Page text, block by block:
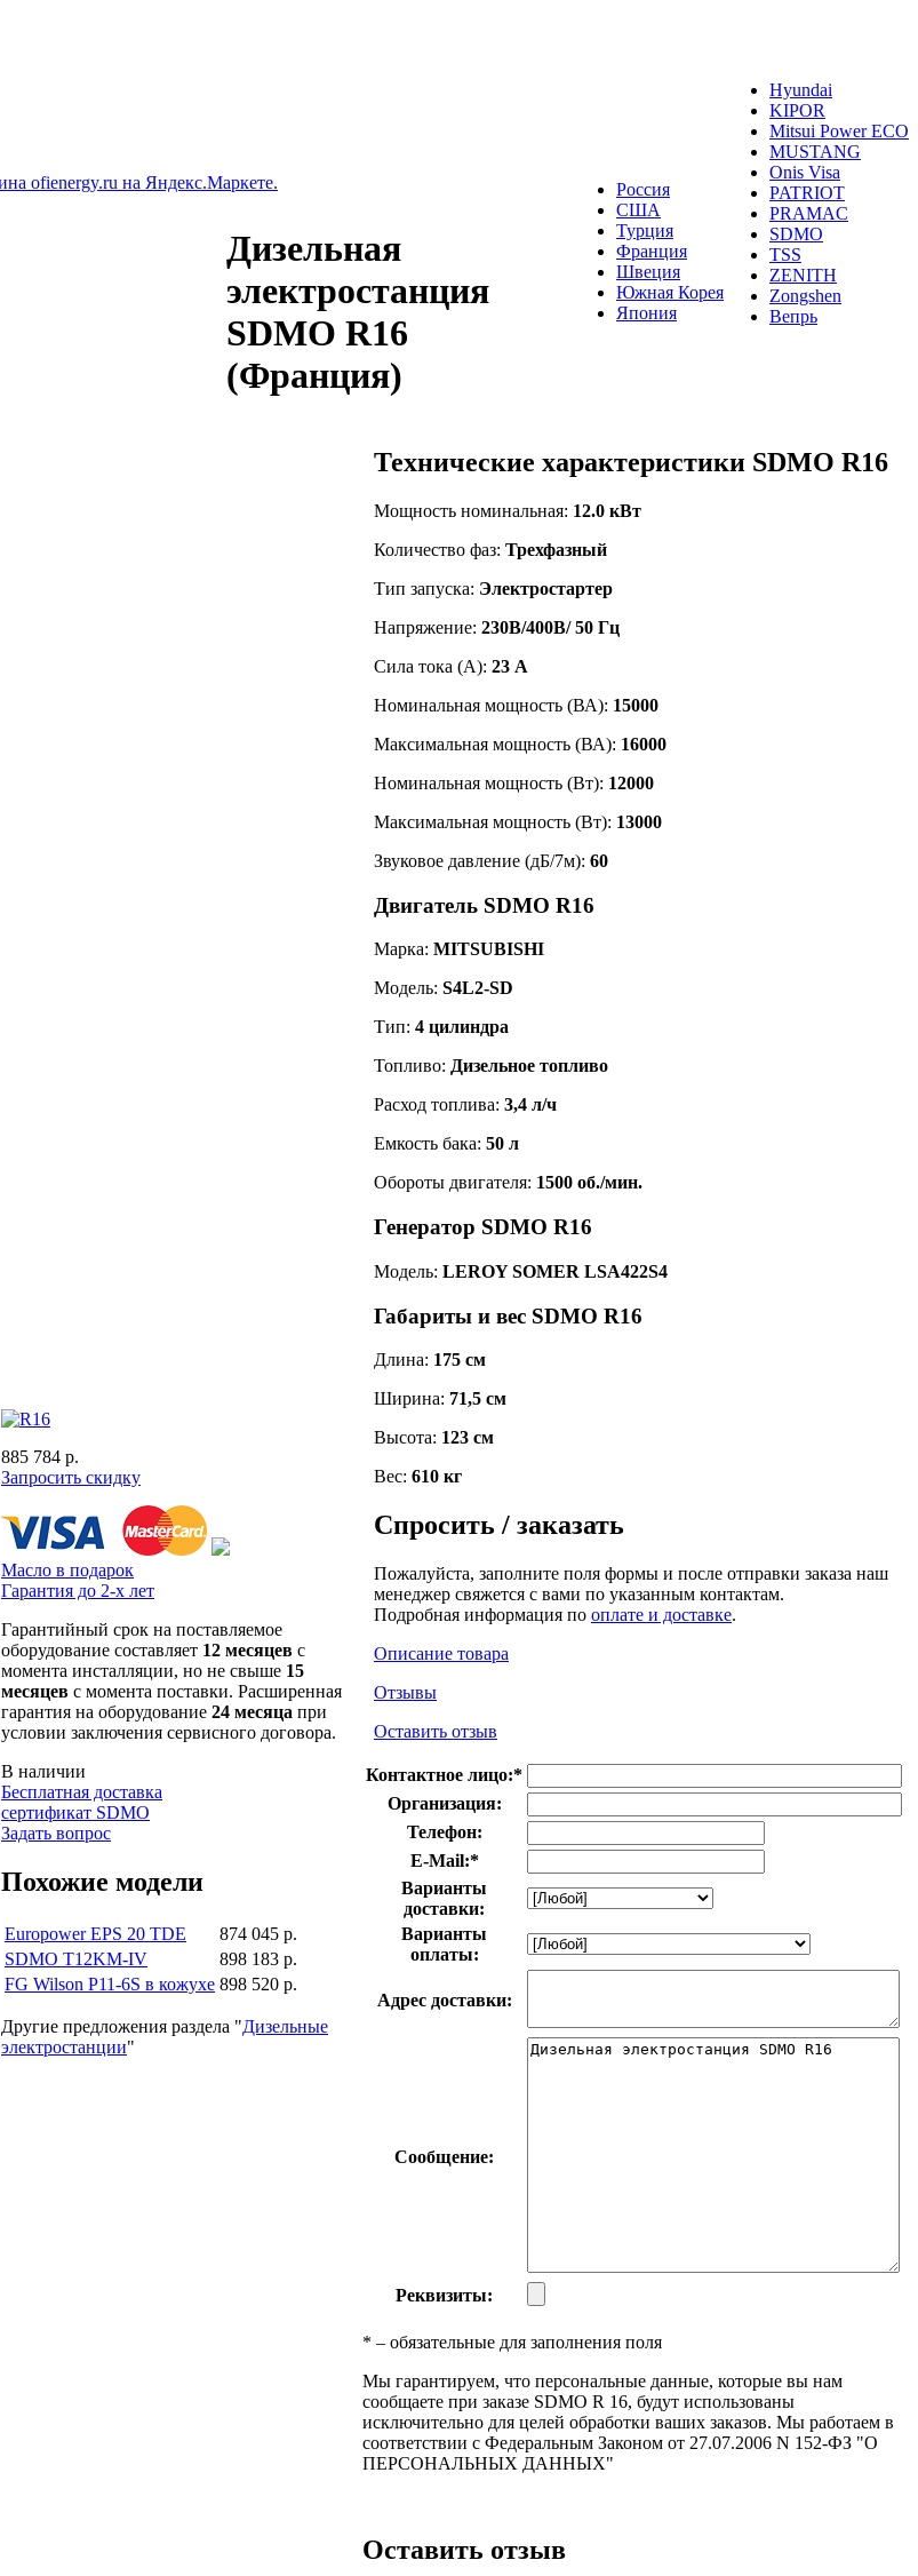
Hyundai
KIPOR
Mitsui Power ECO
MUSTANG
Onis Visa
PATRIOT
PRAMAC
SDMO
TSS
ZENITH
Zongshen
Вепрь
Россия
США
Турция
Франция
Швеция
Южная Корея
Япония
Дизельная
электростанция
SDMO R16
(Франция)
885 784 р.
Запросить скидку
Масло в подарок
Гарантия до 2-х лет
Гарантийный срок на поставляемое
оборудование составляет 12 месяцев с
момента инсталляции, но не свыше 15
месяцев с момента поставки. Расширенная
гарантия на оборудование 24 месяца при
условии заключения сервисного договора.
В наличии
Бесплатная доставка
сертификат SDMO
Задать вопрос
Похожие модели
Europower EPS 20 TDE
874 045 р.
SDMO T12KM-IV
898 183 р.
FG Wilson P11-6S в кожухе 898 520 р.
Другие предложения раздела "Дизельные
электростанции"
Технические характеристики SDMO R16
Мощность номинальная: 12.0 кВт
Количество фаз: Трехфазный
Тип запуска: Электростартер
Напряжение: 230В/400В/ 50 Гц
Сила тока (А): 23 А
Номинальная мощность (ВА): 15000
Максимальная мощность (ВА): 16000
Номинальная мощность (Вт): 12000
Максимальная мощность (Вт): 13000
Звуковое давление (дБ/7м): 60
Двигатель SDMO R16
Марка: MITSUBISHI
Модель: S4L2-SD
Тип: 4 цилиндра
Топливо: Дизельное топливо
Расход топлива: 3,4 л/ч
Емкость бака: 50 л
Обороты двигателя: 1500 об./мин.
Генератор SDMO R16
Модель: LEROY SOMER LSA422S4
Габариты и вес SDMO R16
Длина: 175 см
Ширина: 71,5 см
Высота: 123 см
Вес: 610 кг
Спросить / заказать
Пожалуйста, заполните поля формы и после отправки заказа наш
менеджер свяжется с вами по указанным контактам.
Подробная информация по оплате и доставке.
Описание товара
Отзывы
Оставить отзыв
Контактное лицо:*
Организация:
Телефон:
E-Mail:*
Варианты
доставки:
Варианты
оплаты:
Адрес доставки:
Сообщение:
Реквизиты:
* – обязательные для заполнения поля
Мы гарантируем, что персональные данные, которые вы нам
сообщаете при заказе SDMO R 16, будут использованы
исключительно для целей обработки ваших заказов. Мы работаем в
соответствии с Федеральным Законом от 27.07.2006 N 152-ФЗ "О
ПЕРСОНАЛЬНЫХ ДАННЫХ"
Оставить отзыв